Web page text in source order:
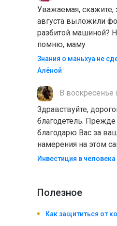
Уважаемая, скажите,
августа выложили
разбитой машиной?
помню, маму
Знания о маньхуа не
Алëной
В воскресенье
Здравствуйте,
благодетель. Прежде
благодарю Вас за
намерения на этом
Инвестиция в человека
Полезноe
Как защититься от